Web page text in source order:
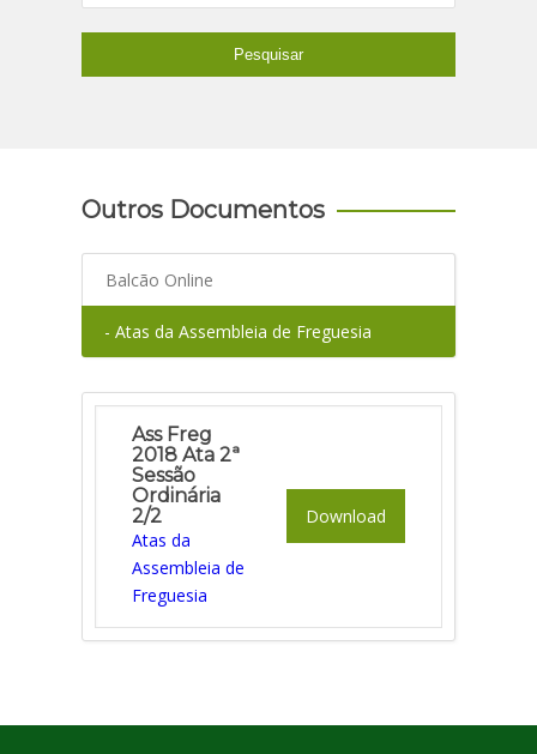
Outros Documentos
Balcão Online
- Atas da Assembleia de Freguesia
Ass Freg
2018 Ata 2ª
Sessão
Ordinária
2/2
Atas da
Assembleia de
Freguesia
Download